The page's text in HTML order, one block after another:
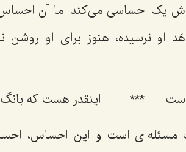
یک احساسی می‌کند اما آن احساس
او نرسیده، هنوز برای او روشن
***
اینقدر هست که
مسئله‌ای است و این احساس،